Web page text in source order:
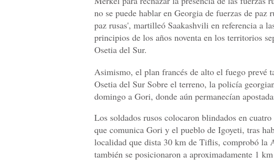
no se puede hablar en Georgia de fuerzas de paz
paz rusas', martilleó Saakashvili en referencia a
principios de los años noventa en los territorios
Osetia del Sur.
Asimismo, el plan francés de alto el fuego prevé
Osetia del Sur Sobre el terreno, la policía
domingo a Gori, donde aún permanecían
Los soldados rusos colocaron blindados en
que comunica Gori y el pueblo de Igoyeti, tras
localidad que dista 30 km de Tiflis, comprobó la
también se posicionaron a aproximadamente 1